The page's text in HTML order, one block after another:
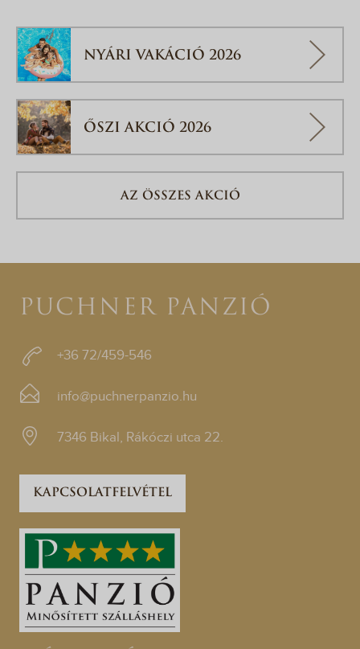
NYÁRI VAKÁCIÓ 2026
ŐSZI AKCIÓ 2026
AZ ÖSSZES AKCIÓ
PUCHNER PANZIÓ
+36 72/459-546
info@puchnerpanzio.hu
7346 Bikal, Rákóczi utca 22.
KAPCSOLATFELVÉTEL